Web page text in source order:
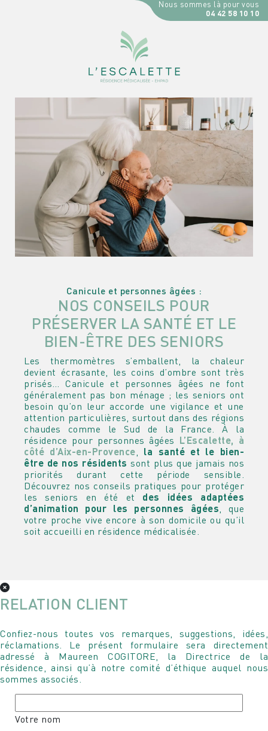
Nous sommes là pour vous
04 42 58 10 10
Canicule et personnes âgées :
NOS CONSEILS POUR
PRÉSERVER LA SANTÉ ET LE
BIEN-ÊTRE DES SENIORS
Les thermomètres s’emballent, la chaleur
devient écrasante, les coins d’ombre sont très
prisés…Canicule et personnes âgées ne font
généralement pas bon ménage ; les seniors ont
besoin qu’on leur accorde une vigilance et une
attention particulières, surtout dans des régions
chaudes comme le Sud de la France. À la
résidence pour personnes âgées L’Escalette, à
côté d’Aix-en-Provence
la santé et le bien-
être de nos résidents sont plus que jamais nos
priorités durant cette période sensible.
Découvrez nos conseils pratiques pour protéger
les seniors en été et des idées adaptées
d’animation pour les personnes âgées , que
votre proche vive encore à son domicile ou qu’il
soit accueilli en résidence médicalisée.
RELATION CLIENT
Confiez-nous toutes vos remarques, suggestions, idées,
réclamations. Le présent formulaire sera directement
adressé à Maureen COGITORE, la Directrice de la
résidence, ainsi qu’à notre comité d’éthique auquel nous
sommes associés.
Votre nom